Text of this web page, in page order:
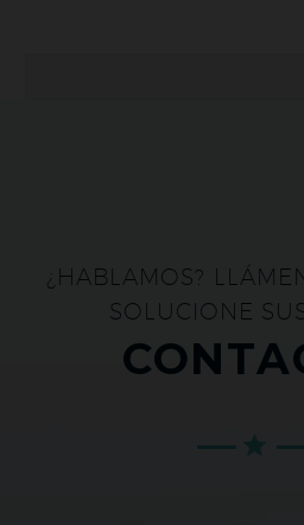
¿HABLAMOS?
SOLUCIONE